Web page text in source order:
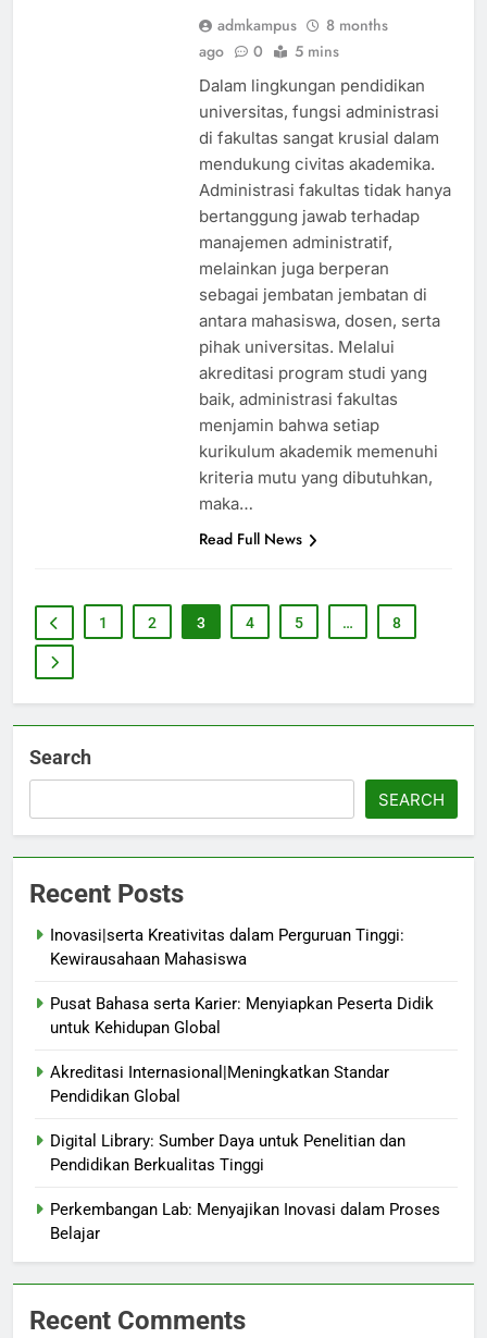
admkampus
8 months
ago
0 5 mins
Dalam lingkungan pendidikan
universitas, fungsi administrasi
di fakultas sangat krusial dalam
mendukung civitas akademika.
Administrasi fakultas tidak hanya
bertanggung jawab terhadap
manajemen administratif,
melainkan juga berperan
sebagai jembatan jembatan di
antara mahasiswa, dosen, serta
pihak universitas. Melalui
akreditasi program studi yang
baik, administrasi fakultas
menjamin bahwa setiap
kurikulum akademik memenuhi
kriteria mutu yang dibutuhkan,
maka…
Read Full News
1 2 3 4 5 … 8
Search
SEARCH
Recent Posts
Inovasi|serta Kreativitas dalam Perguruan Tinggi:
Kewirausahaan Mahasiswa
Pusat Bahasa serta Karier: Menyiapkan Peserta Didik
untuk Kehidupan Global
Akreditasi Internasional|Meningkatkan Standar
Pendidikan Global
Digital Library: Sumber Daya untuk Penelitian dan
Pendidikan Berkualitas Tinggi
Perkembangan Lab: Menyajikan Inovasi dalam Proses
Belajar
Recent Comments